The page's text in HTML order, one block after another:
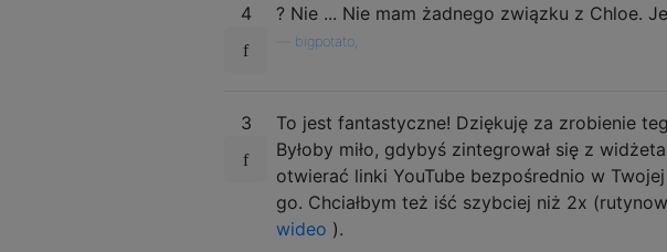
4 ? Nie ... Nie mam żadnego związku z Chloe.
bigpotato,
3
To jest fantastyczne! Dziękuję za zrobienie
Byłoby miło, gdybyś zintegrował się z
otwierać linki YouTube bezpośrednio w
go. Chciałbym też iść szybciej niż 2x
wideo ).